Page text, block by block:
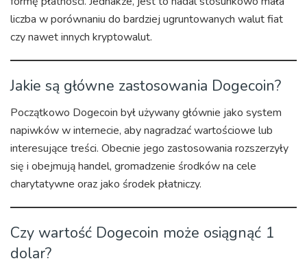
liczba w porównaniu do bardziej ugruntowanych walut fiat
czy nawet innych kryptowalut.
Jakie są główne zastosowania Dogecoin?
Początkowo Dogecoin był używany głównie jako system
napiwków w internecie, aby nagradzać wartościowe lub
interesujące treści. Obecnie jego zastosowania rozszerzyły
się i obejmują handel, gromadzenie środków na cele
charytatywne oraz jako środek płatniczy.
Czy wartość Dogecoin może osiągnąć 1
dolar?